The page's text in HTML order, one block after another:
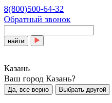
8(800)500-64-32
Обратный звонок
найти
Казань
Ваш город Казань?
Да, все верно Выбрать другой